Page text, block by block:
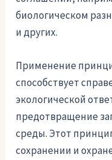
биологическом
и других.
Применение
способствует
экологической
предотвращение
среды. Этот
сохранении и